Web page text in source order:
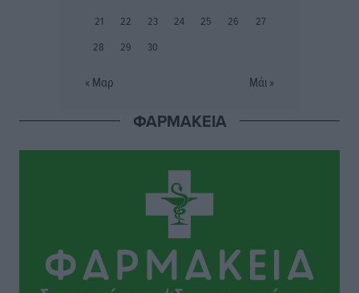
Εθνικός Αρχίπολης: Μεγάλο βήμα προόδου η ίδρυση
πριν 5 ώρες
ΠΑΜΕ ΣΤΟΙΧΗΜΑ: Περισσότερα από 95 εκατομμύρια
ευρώ σε κέρδη μοίρασε τον Ιούλιο
Αθλητικά• πριν 5 ώρες
21
22 23 24 25 26
27
28
29 30
« Μαρ Μάι »
ΦΑΡΜΑΚΕΙΑ